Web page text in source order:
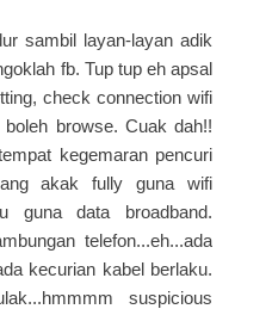
sambil layan-layan adik
fb. Tup tup eh apsal
check connection wifi
browse. Cuak dah!!
kegemaran pencuri
akak fully guna wifi
guna data broadband.
telefon...eh...ada
kecurian kabel berlaku.
suspicious